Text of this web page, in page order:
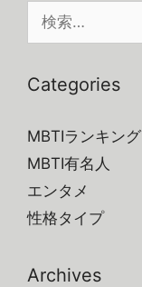
索:
Categories
MBTIランキング
MBTI有名人
エンタメ
性格タイプ
Archives